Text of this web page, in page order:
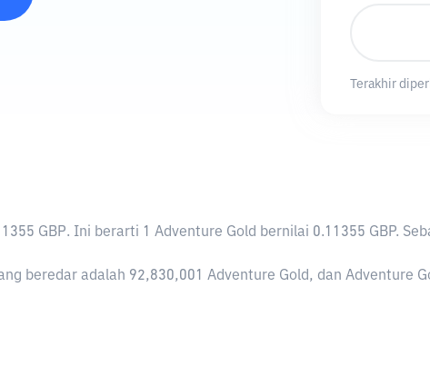
Terakhir
GBP. Ini berarti 1 Adventure Gold bernilai 0.11355 GBP.
beredar adalah 92,830,001 Adventure Gold, dan Adventure